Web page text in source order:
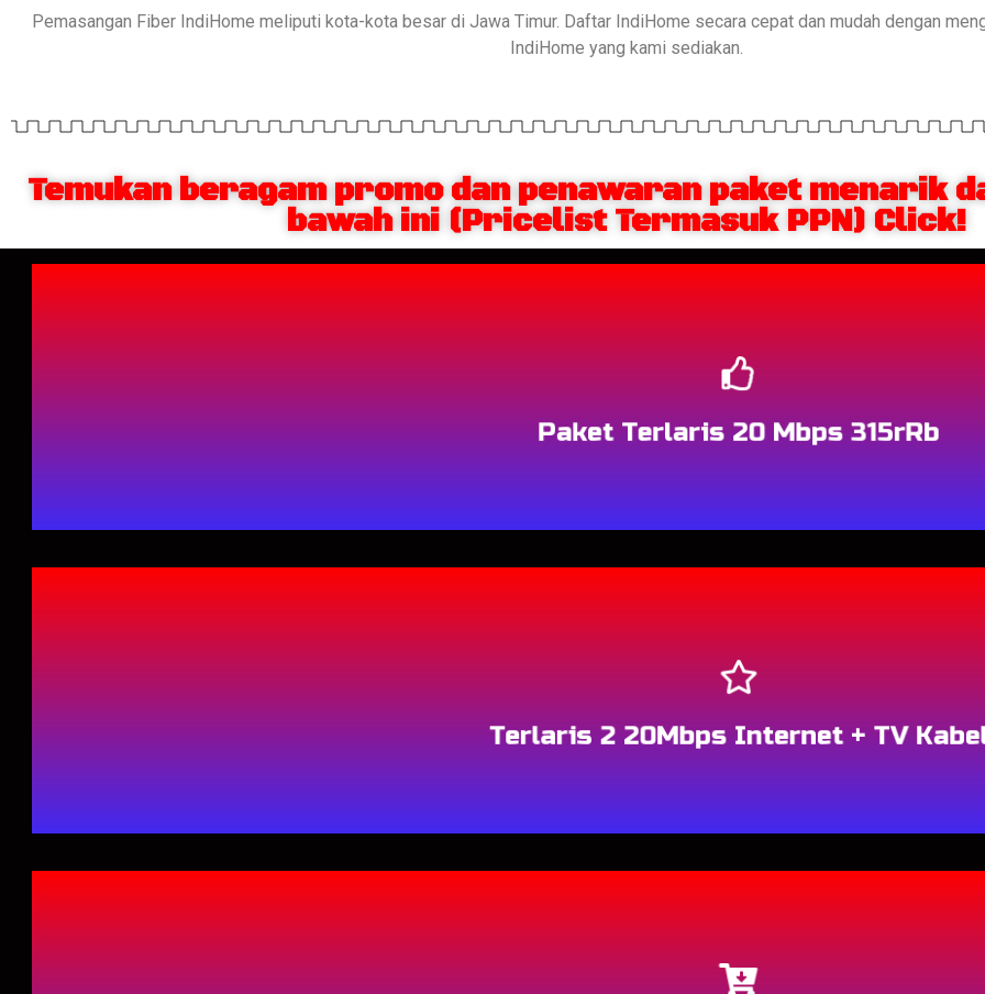
Pemasangan Fiber IndiHome meliputi kota-kota besar di Jawa Timur. Daftar IndiHome secara cepat dan mudah dengan
IndiHome yang kami sediakan.
Temukan beragam promo dan penawaran paket menarik
bawah ini (Pricelist Termasuk PPN) Click!
Paket Terlaris 20 Mbps 315rRb
Terlaris 2 20Mbps Internet + TV